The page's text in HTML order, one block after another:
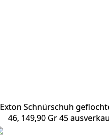
Exton Schnürschuh
46, 149,90 Gr 45